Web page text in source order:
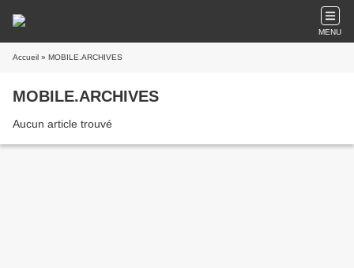
MENU
Accueil » MOBILE.ARCHIVES
MOBILE.ARCHIVES
Aucun article trouvé